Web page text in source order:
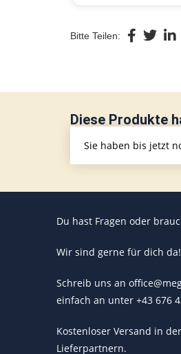
Bitte Teilen:
Diese Produkte
Sie haben bis jetzt
Du hast Fragen oder
Wir sind gerne für dich da!
Schreib uns an
einfach an unter +43 676
Kostenloser Versand in
Lieferpartnern.